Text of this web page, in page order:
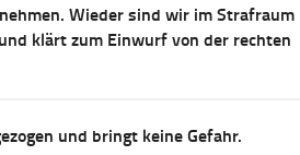
Wieder sind wir im Strafraum
klärt zum Einwurf von der rechten
und bringt keine Gefahr.